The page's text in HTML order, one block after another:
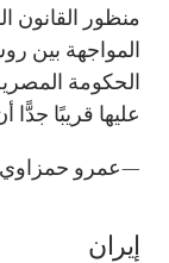
منظور القانون
المواجهة بين
الحكومة
عليها قريبًا جدًّا
—عمرو حمزاوي
إيران